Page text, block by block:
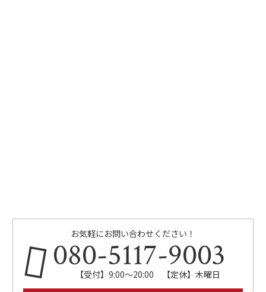
お気軽にお問い合わせください！
080-5117-9003
【受付】9:00～20:00 【定休】木曜日